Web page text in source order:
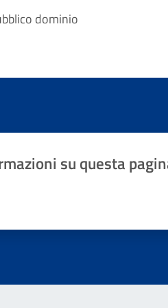
dominio
su questa